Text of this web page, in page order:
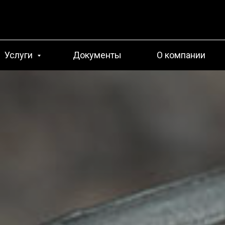
Услуги Документы О компании